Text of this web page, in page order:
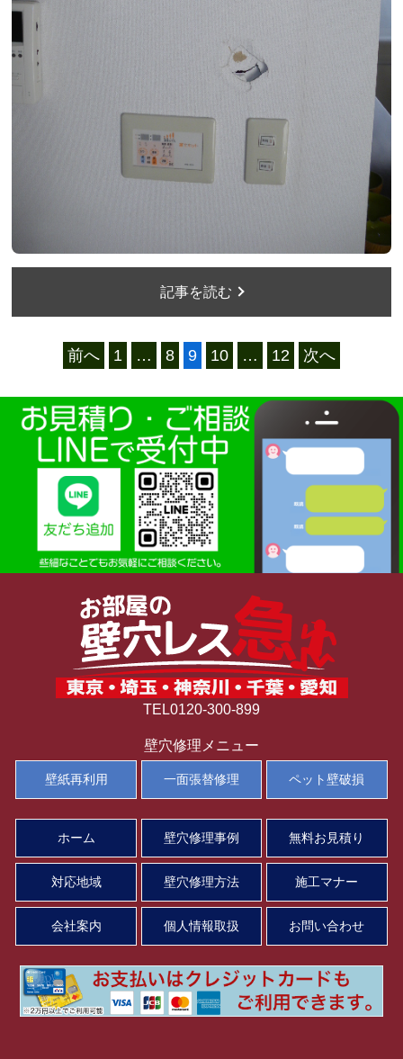
記事を読む
前へ 1 … 8 9 10 … 12 次へ
TEL0120-300-899
壁穴修理メニュー
壁紙再利用 一面張替修理 ペット壁破損
ホーム 壁穴修理事例 無料お見積り
対応地域 壁穴修理方法 施工マナー
会社案内 個人情報取扱 お問い合わせ